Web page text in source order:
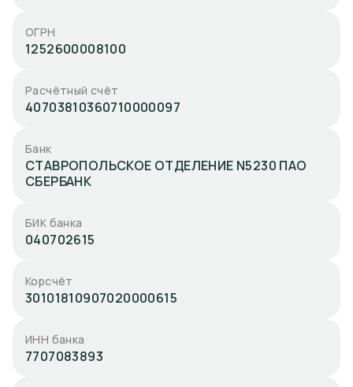
ОГРН
1252600008100
Расчётный счёт
40703810360710000097
Банк
СТАВРОПОЛЬСКОЕ ОТДЕЛЕНИЕ N5230 ПАО
СБЕРБАНК
БИК банка
040702615
Корсчёт
30101810907020000615
ИНН банка
7707083893